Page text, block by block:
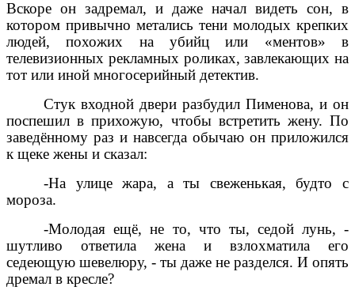
Вскоре он задремал, и даже начал видеть сон, в
котором привычно метались тени молодых крепких
людей, похожих на убийц или «ментов» в
телевизионных рекламных роликах, завлекающих на
тот или иной многосерийный детектив.
Стук входной двери разбудил Пименова, и он
поспешил в прихожую, чтобы встретить жену. По
заведённому раз и навсегда обычаю он приложился
к щеке жены и сказал:
-На улице жара, а ты свеженькая, будто с
мороза.
-Молодая ещё, не то, что ты, седой лунь, -
шутливо ответила жена и взлохматила его
седеющую шевелюру, - ты даже не разделся. И опять
дремал в кресле?